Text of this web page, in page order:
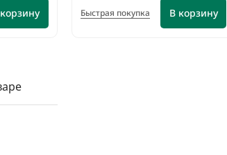
В корзину
Быстрая покупка